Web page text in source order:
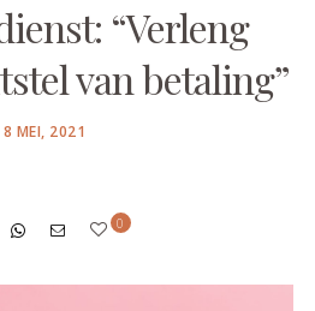
“Verleng
van betaling”
POSTED
8 MEI, 2021
0